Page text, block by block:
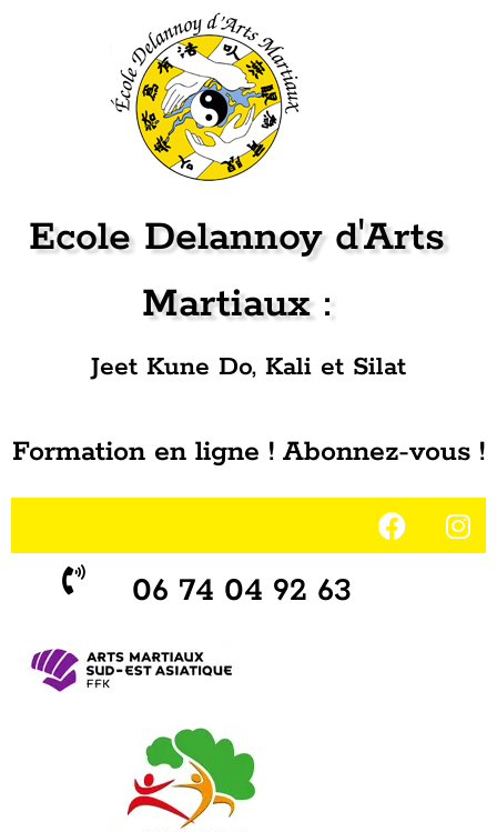
Ecole Delannoy d'Arts
Martiaux :
Jeet Kune Do, Kali et Silat
Formation en ligne ! Abonnez-vous !
06 74 04 92 63